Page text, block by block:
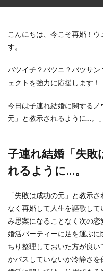
こんにちは、今こそ再婚！
す。
バツイチ？バツニ？バツサ
ェクトを強力に応援します！
今日は子連れ結婚に関する
元」と教示されるように…。
子連れ結婚「失敗
れるように…。
「失敗は成功の元」と教示
なく再婚して人生を謳歌し
み思案になることなく次の恋
婚活パーティーに足を運ぶ
ちり整理しておいた方が良
かパスしていないか冷静さを